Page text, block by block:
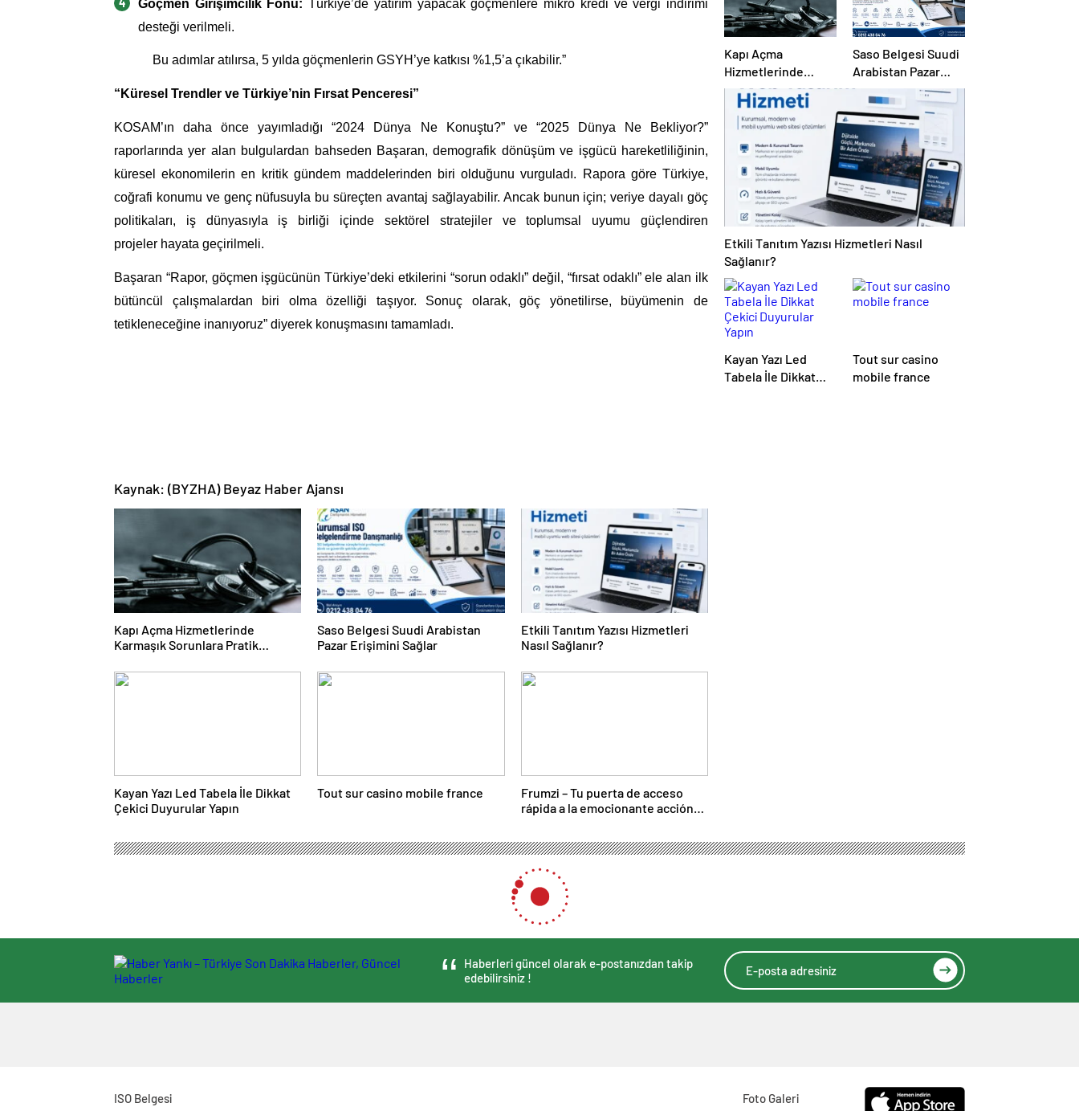
Göçmen Girişimcilik Fonu: Türkiye’de yatırım yapacak göçmenlere mikro kredi ve vergi indirimi
desteği verilmeli.
Bu adımlar atılırsa, 5 yılda göçmenlerin GSYH’ye katkısı %1,5’a çıkabilir.”
“Küresel Trendler ve Türkiye’nin Fırsat Penceresi”
KOSAM’ın daha önce yayımladığı “2024 Dünya Ne Konuştu?” ve “2025 Dünya Ne Bekliyor?”
raporlarında yer alan bulgulardan bahseden Başaran, demografik dönüşüm ve işgücü hareketliliğinin,
küresel ekonomilerin en kritik gündem maddelerinden biri olduğunu vurguladı. Rapora göre Türkiye,
coğrafi konumu ve genç nüfusuyla bu süreçten avantaj sağlayabilir. Ancak bunun için; veriye dayalı göç
politikaları, iş dünyasıyla iş birliği içinde sektörel stratejiler ve toplumsal uyumu güçlendiren
projeler hayata geçirilmeli.
Başaran “Rapor, göçmen işgücünün Türkiye’deki etkilerini “sorun odaklı” değil, “fırsat odaklı” ele alan ilk
bütüncül çalışmalardan biri olma özelliği taşıyor. Sonuç olarak, göç yönetilirse, büyümenin de
tetikleneceğine inanıyoruz” diyerek konuşmasını tamamladı.
Kaynak: (BYZHA) Beyaz Haber Ajansı
Kapı Açma Hizmetlerinde
Karmaşık Sorunlara Pratik
Saso Belgesi Suudi Arabistan
Pazar Erişimini Sağlar
Etkili Tanıtım Yazısı Hizmetleri
Nasıl Sağlanır?
Kayan Yazı Led Tabela İle Dikkat
Çekici Duyurular Yapın
Tout sur casino mobile france
Frumzi – Tu puerta de acceso
rápida a la emocionante acción
Kapı Açma
Hizmetlerinde
Karmaşık Sorunlara
Pratik Çözümler
Saso Belgesi Suudi
Arabistan Pazar
Erişimini Sağlar
Etkili Tanıtım Yazısı Hizmetleri Nasıl
Sağlanır?
Kayan Yazı Led
Tabela İle Dikkat
Tout sur casino
mobile france
Haberleri güncel olarak e-postanızdan takip
edebilirsiniz !
ISO Belgesi Foto Galeri